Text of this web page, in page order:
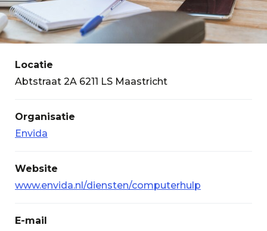
Locatie
Abtstraat 2A 6211 LS Maastricht
Organisatie
Envida
Website
www.envida.nl/diensten/computerhulp
E-mail